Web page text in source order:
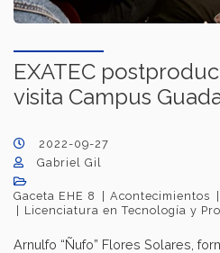
EXATEC
visita Campus
2022-09-27
Gabriel Gil
Gaceta EHE 8 Acontecimientos
Licenciatura en Tecnología y
Arnulfo “Ñufo” Flores Solares,